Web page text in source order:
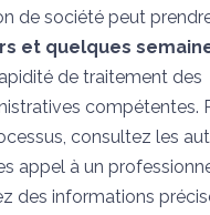
de société peut
et quelques
de traitement des
compétentes.
consultez les
appel à un
des informations